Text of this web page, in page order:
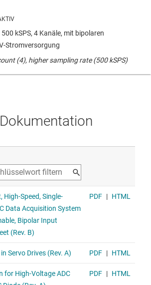
500 kSPS, 4 Kanäle, mit bipolaren
Stromversorgung
(4), higher sampling rate (500 kSPS)